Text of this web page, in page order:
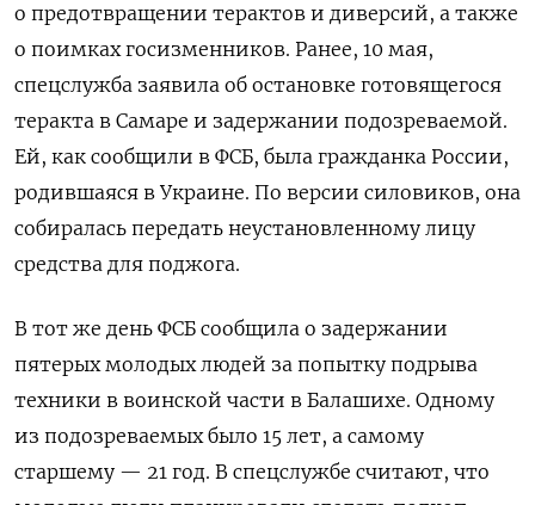
о предотвращении терактов и диверсий, а также
о поимках госизменников. Ранее, 10 мая,
спецслужба заявила об остановке готовящегося
теракта в Самаре и задержании подозреваемой.
Ей, как сообщили в ФСБ, была гражданка России,
родившаяся в Украине. По версии силовиков, она
собиралась передать неустановленному лицу
средства для поджога.
В тот же день ФСБ сообщила о задержании
пятерых молодых людей за попытку подрыва
техники в воинской части в Балашихе. Одному
из подозреваемых было 15 лет, а самому
старшему — 21 год. В спецслужбе считают, что